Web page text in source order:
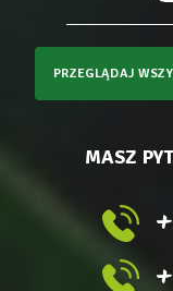
PRZEGLĄDAJ
MASZ